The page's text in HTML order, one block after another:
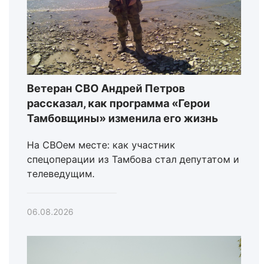
Ветеран СВО Андрей Петров
рассказал, как программа «Герои
Тамбовщины» изменила его жизнь
На СВОем месте: как участник
спецоперации из Тамбова стал депутатом и
телеведущим.
06.08.2026